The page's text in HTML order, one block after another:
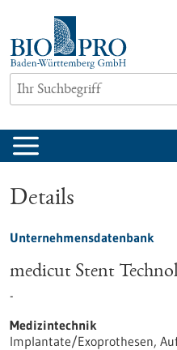
springen
Details
Unternehmensdatenbank
medicut Stent
-
Medizintechnik
Implantate/Exoprothesen,